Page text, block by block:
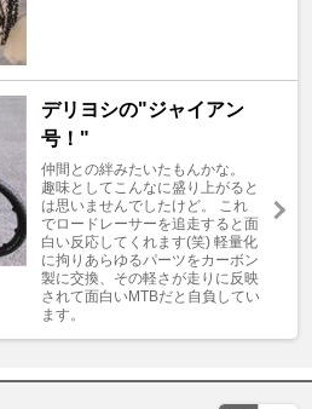
デリヨシの"ジャイアン
号！"
仲間との絆みたいたもんかな。
趣味としてこんなに盛り上がると
は思いませんでしたけど。 これ
でロードレーサーを追走すると面
白い反応してくれます(笑) 軽量化
に拘りあらゆるパーツをカーボン
製に交換、その軽さが走りに反映
されて面白いMTBだと自負してい
ます。